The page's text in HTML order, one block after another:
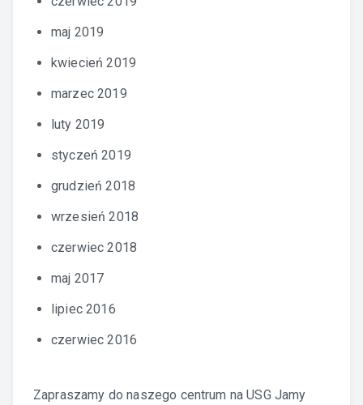
maj 2019
kwiecień 2019
marzec 2019
luty 2019
styczeń 2019
grudzień 2018
wrzesień 2018
czerwiec 2018
maj 2017
lipiec 2016
czerwiec 2016
Zapraszamy do naszego centrum naUSG Jamy